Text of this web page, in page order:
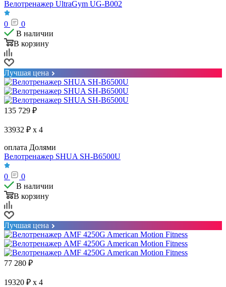
Велотренажер UltraGym UG-B002
0
0
В наличии
В корзину
Лучшая цена
135 729 ₽
33932 ₽ x 4
оплата Долями
Велотренажер SHUA SH-B6500U
0
0
В наличии
В корзину
Лучшая цена
77 280 ₽
19320 ₽ x 4